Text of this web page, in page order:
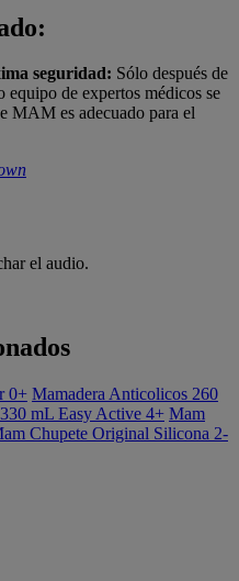
seguridad: Sólo después de
de expertos médicos se
MAM es adecuado para el
el audio.
0+ Mamadera Anticolicos 260
mL Easy Active 4+ Mam
Chupete Original Silicona 2-